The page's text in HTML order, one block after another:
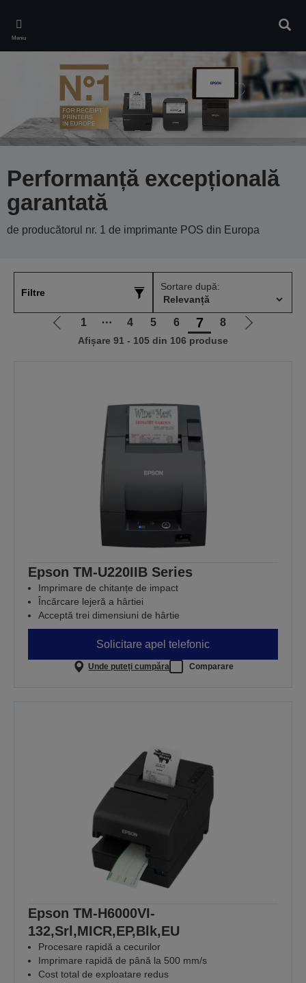
main
content
Meniu
Performanță excepțională
garantată
de producătorul nr. 1 de imprimante POS din Europa
Filtre
Sortare după:
Mergi
1 ⋯ 4 5 6 7 8
Mergi
Afișare 91 - 105 din 106 produse
Epson TM-U220IIB Series
Imprimare de chitanțe de impact
Încărcare lejeră a hârtiei
Acceptă trei dimensiuni de hârtie
Solicitare apel telefonic
Unde puteți cumpăra Comparare
Epson TM-H6000VI-
132,Srl,MICR,EP,Blk,EU
Procesare rapidă a cecurilor
Imprimare rapidă de până la 500 mm/s
Cost total de exploatare redus